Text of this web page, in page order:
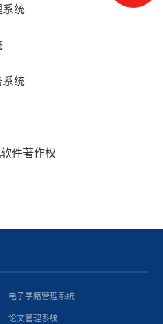
统
统
件著作权
电子学籍管理系统
论文管理系统